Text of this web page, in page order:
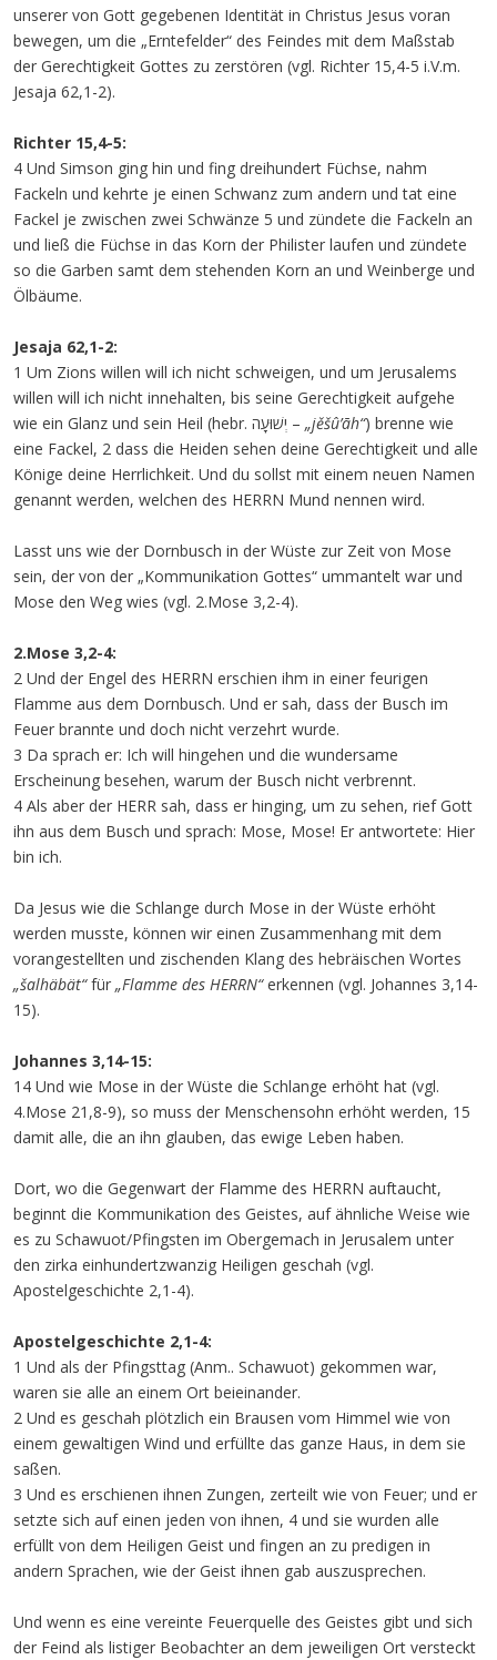
unserer von Gott gegebenen Identität in Christus Jesus voran
bewegen, um die „Erntefelder“ des Feindes mit dem Maßstab
der Gerechtigkeit Gottes zu zerstören (vgl. Richter 15,4-5 i.V.m.
Jesaja 62,1-2).
Richter 15,4-5:
4 Und Simson ging hin und fing dreihundert Füchse, nahm
Fackeln und kehrte je einen Schwanz zum andern und tat eine
Fackel je zwischen zwei Schwänze 5 und zündete die Fackeln an
und ließ die Füchse in das Korn der Philister laufen und zündete
so die Garben samt dem stehenden Korn an und Weinberge und
Ölbäume.
Jesaja 62,1-2:
1 Um Zions willen will ich nicht schweigen, und um Jerusalems
willen will ich nicht innehalten, bis seine Gerechtigkeit aufgehe
wie ein Glanz und sein Heil (hebr. יְשׁוּעָה – „jěšû’āh“) brenne wie
eine Fackel, 2 dass die Heiden sehen deine Gerechtigkeit und alle
Könige deine Herrlichkeit. Und du sollst mit einem neuen Namen
genannt werden, welchen des HERRN Mund nennen wird.
Lasst uns wie der Dornbusch in der Wüste zur Zeit von Mose
sein, der von der „Kommunikation Gottes“ ummantelt war und
Mose den Weg wies (vgl. 2.Mose 3,2-4).
2.Mose 3,2-4:
2 Und der Engel des HERRN erschien ihm in einer feurigen
Flamme aus dem Dornbusch. Und er sah, dass der Busch im
Feuer brannte und doch nicht verzehrt wurde.
3 Da sprach er: Ich will hingehen und die wundersame
Erscheinung besehen, warum der Busch nicht verbrennt.
4 Als aber der HERR sah, dass er hinging, um zu sehen, rief Gott
ihn aus dem Busch und sprach: Mose, Mose! Er antwortete: Hier
bin ich.
Da Jesus wie die Schlange durch Mose in der Wüste erhöht
werden musste, können wir einen Zusammenhang mit dem
vorangestellten und zischenden Klang des hebräischen Wortes
„šalhäbät“für „Flamme des HERRN“erkennen (vgl. Johannes 3,14-
15).
Johannes 3,14-15:
14 Und wie Mose in der Wüste die Schlange erhöht hat (vgl.
4.Mose 21,8-9), so muss der Menschensohn erhöht werden, 15
damit alle, die an ihn glauben, das ewige Leben haben.
Dort, wo die Gegenwart der Flamme des HERRN auftaucht,
beginnt die Kommunikation des Geistes, auf ähnliche Weise wie
es zu Schawuot/Pfingsten im Obergemach in Jerusalem unter
den zirka einhundertzwanzig Heiligen geschah (vgl.
Apostelgeschichte 2,1-4).
Apostelgeschichte 2,1-4:
1 Und als der Pfingsttag (Anm.. Schawuot) gekommen war,
waren sie alle an einem Ort beieinander.
2 Und es geschah plötzlich ein Brausen vom Himmel wie von
einem gewaltigen Wind und erfüllte das ganze Haus, in dem sie
saßen.
3 Und es erschienen ihnen Zungen, zerteilt wie von Feuer; und er
setzte sich auf einen jeden von ihnen, 4 und sie wurden alle
erfüllt von dem Heiligen Geist und fingen an zu predigen in
andern Sprachen, wie der Geist ihnen gab auszusprechen.
Und wenn es eine vereinte Feuerquelle des Geistes gibt und sich
der Feind als listiger Beobachter an dem jeweiligen Ort versteckt